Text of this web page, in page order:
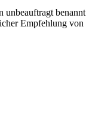
Empfehlung von